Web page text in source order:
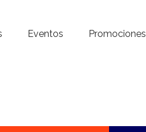
Eventos Promociones